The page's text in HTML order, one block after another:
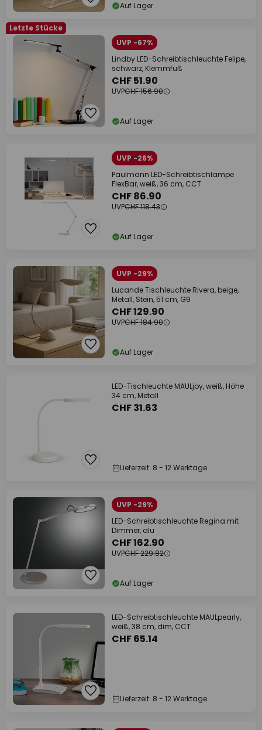
Auf Lager
Letzte Stücke
UVP -67%
Lindby LED-Schreibtischleuchte Felipe,
schwarz, Klemmfuß
CHF 51.90
UVPCHF 156.90
Auf Lager
UVP -26%
Paulmann LED-Schreibtischlampe
FlexBar, weiß, 36 cm, CCT
CHF 86.90
UVPCHF 118.43
Auf Lager
UVP -29%
Lucande Tischleuchte Rivera, beige,
Metall, Stein, 51 cm, G9
CHF 129.90
UVPCHF 184.90
Auf Lager
LED-Tischleuchte MAULjoy, weiß, Höhe
34 cm, Metall
CHF 31.63
Lieferzeit: 8 - 12 Werktage
UVP -29%
LED-Schreibtischleuchte Regina mit
Dimmer, alu
CHF 162.90
UVPCHF 229.82
Auf Lager
LED-Schreibtischleuchte MAULpearly,
weiß, 38 cm, dim, CCT
CHF 65.14
Lieferzeit: 8 - 12 Werktage